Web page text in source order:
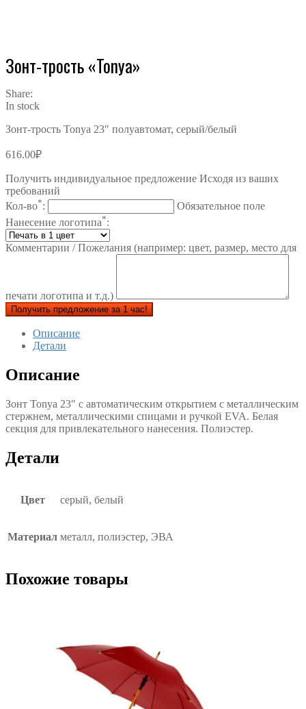
Зонт-трость «Tonya»
Share:
In stock
Зонт-трость Tonya 23″ полуавтомат, серый/белый
616.00₽
Получить индивидуальное предложение Исходя из ваших
требований
Кол-во*:
Обязательное поле
Нанесение логотипа*:
Комментарии / Пожелания (например: цвет, размер, место для
печати логотипа и т.д.)
Получить предложение за 1 час!
Описание
Детали
Описание
Зонт Tonya 23″ с автоматическим открытием с металлическим
стержнем, металлическими спицами и ручкой EVA. Белая
секция для привлекательного нанесения. Полиэстер.
Детали
Цвет серый, белый
Материал металл, полиэстер, ЭВА
Похожие товары